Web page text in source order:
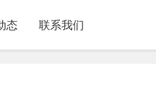
态 联系我们